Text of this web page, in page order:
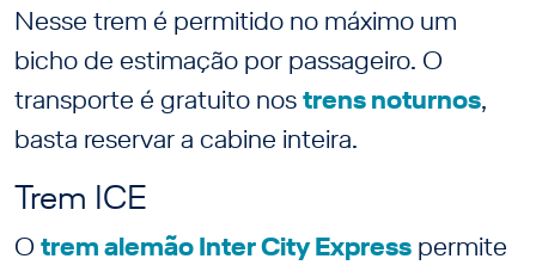
Nesse trem é permitido no máximo um
bicho de estimação por passageiro. O
transporte é gratuito nostrens noturnos,
basta reservar a cabine inteira.
Trem ICE
O trem alemão Inter City Express permite